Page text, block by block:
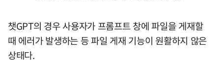
챗GPT의 경우 사용자가 프롬프트 창에 파일을 게재할
때 에러가 발생하는 등 파일 게재 기능이 원활하지 않은
상태다.